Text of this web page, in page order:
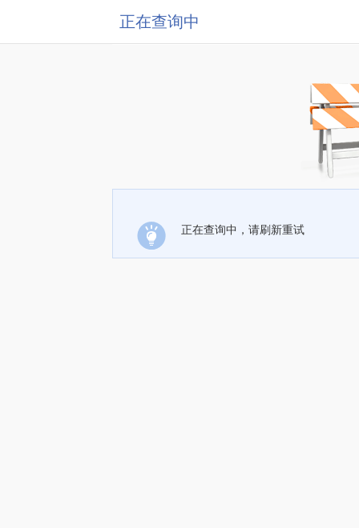
正在查询中
正在查询中，请刷新重试